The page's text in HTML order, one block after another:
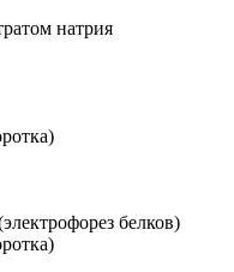
натрия
белков)